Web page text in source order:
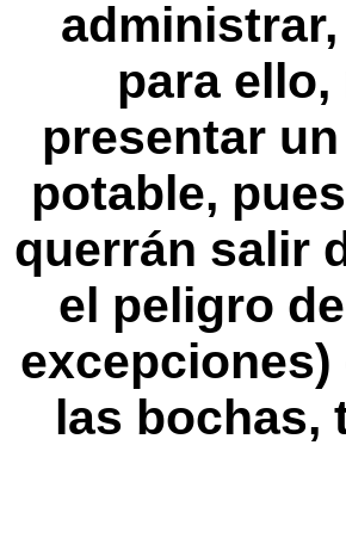
para
presentar
potable,
querrán salir
el peligro
excepciones)
las bochas,